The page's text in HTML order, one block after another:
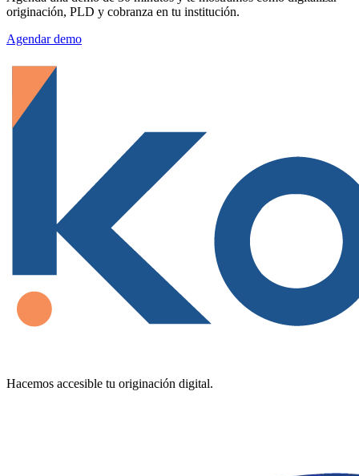
originación, PLD y cobranza en tu institución.
Agendar demo
Hacemos accesible tu originación digital.